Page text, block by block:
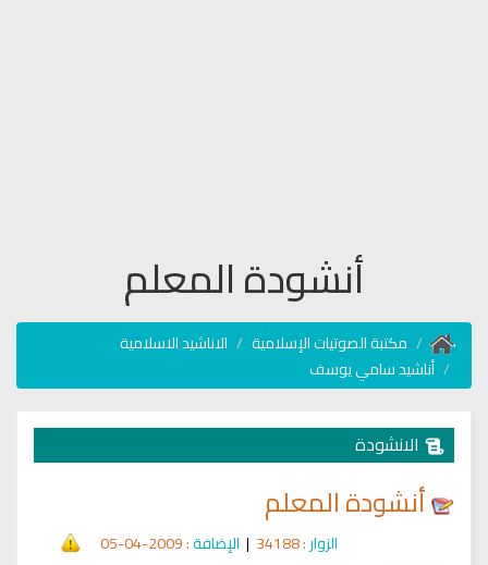
أنشودة المعلم
مكتبة الصوتيات الإسلامية
الاناشيد الاسلامية
أناشيد سامي يوسف
الانشودة
أنشودة المعلم
الزوار: 34188
| الإضافة: 2009-04-05